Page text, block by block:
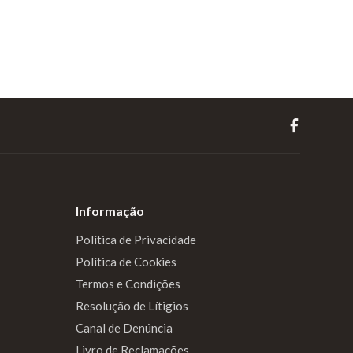
Informação
Política de Privacidade
Política de Cookies
Termos e Condições
Resolução de Lítigios
Canal de Denúncia
Livro de Reclamações